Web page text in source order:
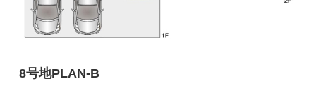
8号地PLAN-B